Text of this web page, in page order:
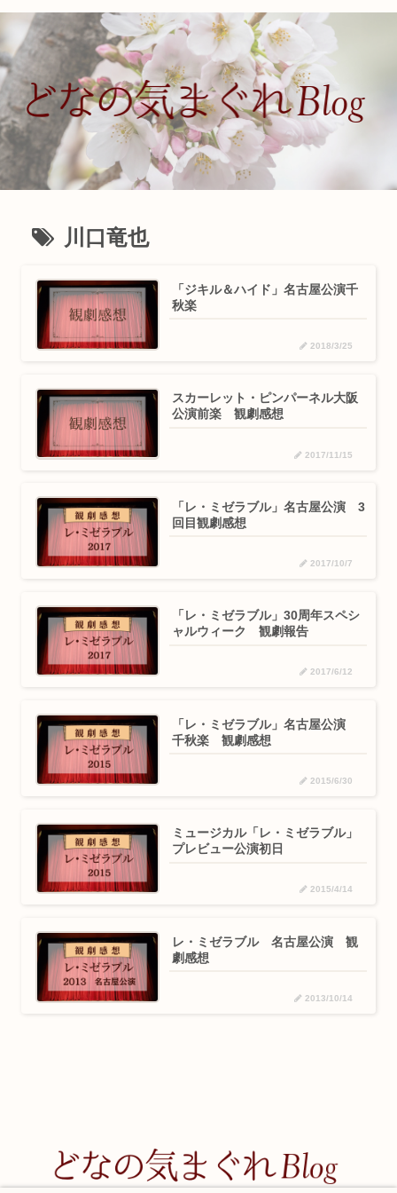
川口竜也
「ジキル＆ハイド」名古屋公演千
秋楽
2018/3/25
スカーレット・ピンパーネル大阪
公演前楽 観劇感想
2017/11/15
「レ・ミゼラブル」名古屋公演 3
回目観劇感想
2017/10/7
「レ・ミゼラブル」30周年スペシ
ャルウィーク 観劇報告
2017/6/12
「レ・ミゼラブル」名古屋公演
千秋楽 観劇感想
2015/6/30
ミュージカル「レ・ミゼラブル」
プレビュー公演初日
2015/4/14
レ・ミゼラブル 名古屋公演 観
劇感想
2013/10/14